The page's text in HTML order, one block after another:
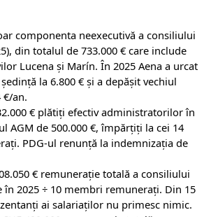
componenta neexecutivă a consiliului
din totalul de 733.000 € care include
Lucena și Marín. În 2025 Aena a urcat
la 6.800 € și a depășit vechiul
€/an.
€ plătiți efectiv administratorilor în
AGM de 500.000 €, împărțiți la cei 14
PDG-ul renunță la indemnizația de
€ remunerație totală a consiliului
în 2025 ÷ 10 membri remunerați. Din 15
ai salariaților nu primesc nimic.